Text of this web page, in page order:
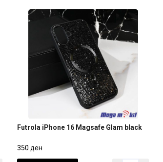
Futrola iPhone 16 Magsafe Glam black
Futrola iPhone 16 Magsafe Glam black
350 ден